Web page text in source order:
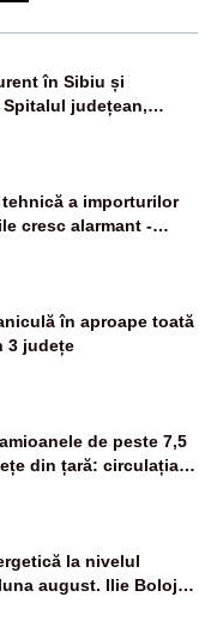
în Sibiu și
județean,
de telefonie, grav
a importurilor
cresc alarmant -
în aproape toată
3 județe
de peste 7,5
din țară: circulația
orele 12:00 și
la nivelul
august. Ilie Bolojan
și posibile restricții –